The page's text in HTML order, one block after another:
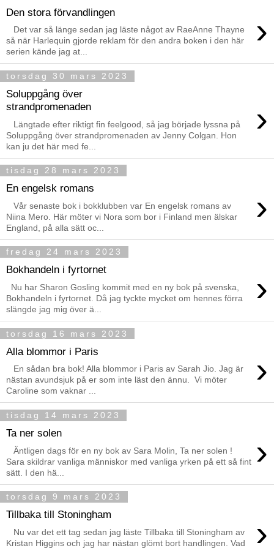
Den stora förvandlingen ›
Det var så länge sedan jag läste något av RaeAnne Thayne
så när Harlequin gjorde reklam för den andra boken i den här
serien kände jag at...
torsdag 30 mars 2023
Soluppgång över
strandpromenaden
›
Längtade efter riktigt fin feelgood, så jag började lyssna på
Soluppgång över strandpromenaden av Jenny Colgan. Hon
kan ju det här med fe...
tisdag 28 mars 2023
En engelsk romans ›
Vår senaste bok i bokklubben var En engelsk romans av
Niina Mero. Här möter vi Nora som bor i Finland men älskar
England, på alla sätt oc...
fredag 24 mars 2023
Bokhandeln i fyrtornet ›
Nu har Sharon Gosling kommit med en ny bok på svenska,
Bokhandeln i fyrtornet. Då jag tyckte mycket om hennes förra
slängde jag mig över ä...
torsdag 16 mars 2023
Alla blommor i Paris ›
En sådan bra bok! Alla blommor i Paris av Sarah Jio. Jag är
nästan avundsjuk på er som inte läst den ännu. Vi möter
Caroline som vaknar ...
tisdag 14 mars 2023
Ta ner solen ›
Äntligen dags för en ny bok av Sara Molin, Ta ner solen !
Sara skildrar vanliga människor med vanliga yrken på ett så fint
sätt. I den hä...
torsdag 9 mars 2023
Tillbaka till Stoningham ›
Nu var det ett tag sedan jag läste Tillbaka till Stoningham av
Kristan Higgins och jag har nästan glömt bort handlingen. Vad